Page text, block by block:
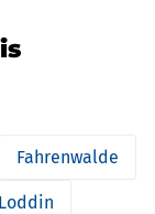
Fahrenwalde
Loddin